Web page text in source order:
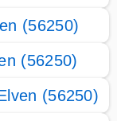
(56250)
(56250)
(56250)